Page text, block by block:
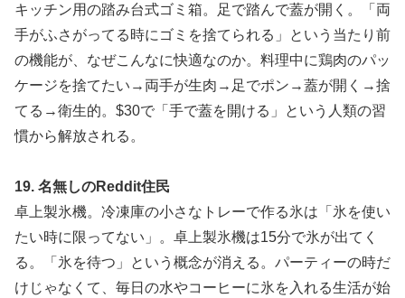
キッチン用の踏み台式ゴミ箱。足で踏んで蓋が開く。「両
手がふさがってる時にゴミを捨てられる」という当たり前
の機能が、なぜこんなに快適なのか。料理中に鶏肉のパッ
ケージを捨てたい→両手が生肉→足でポン→蓋が開く→捨
てる→衛生的。$30で「手で蓋を開ける」という人類の習
慣から解放される。
19. 名無しのReddit住民
卓上製氷機。冷凍庫の小さなトレーで作る氷は「氷を使い
たい時に限ってない」。卓上製氷機は15分で氷が出てく
る。「氷を待つ」という概念が消える。パーティーの時だ
けじゃなくて、毎日の水やコーヒーに氷を入れる生活が始